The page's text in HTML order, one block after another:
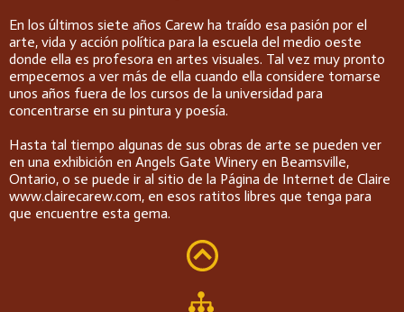
En los últimos siete años Carew ha traído esa pasión por el
arte, vida y acción política para la escuela del medio oeste
donde ella es profesora en artes visuales. Tal vez muy pronto
empecemos a ver más de ella cuando ella considere tomarse
unos años fuera de los cursos de la universidad para
concentrarse en su pintura y poesía.
Hasta tal tiempo algunas de sus obras de arte se pueden ver
en una exhibición en Angels Gate Winery en Beamsville,
Ontario, o se puede ir al sitio de la Página de Internet de Claire
www.clairecarew.com, en esos ratitos libres que tenga para
que encuentre esta gema.